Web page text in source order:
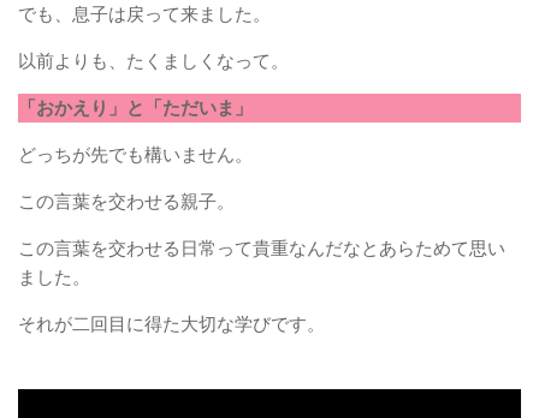
でも、息子は戻って来ました。
以前よりも、たくましくなって。
「おかえり」と「ただいま」
どっちが先でも構いません。
この言葉を交わせる親子。
この言葉を交わせる日常って貴重なんだなとあらためて思い
ました。
それが二回目に得た大切な学びです。